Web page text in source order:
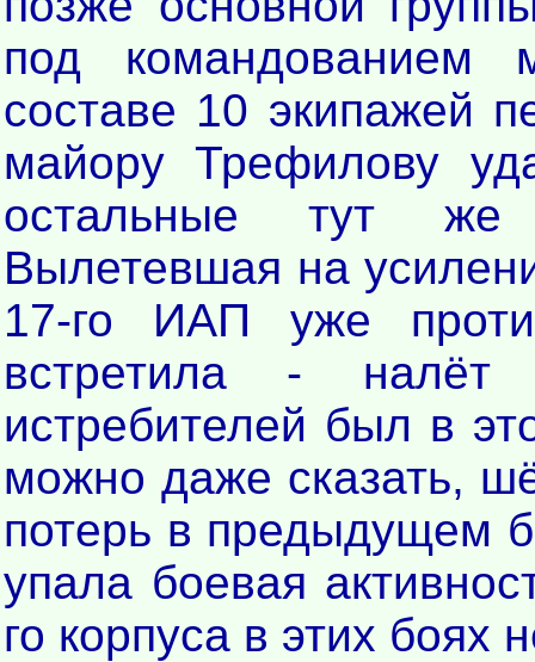
под
составе 10 экипажей
майору Трефилову
остальные тут же
Вылетевшая на
17-го ИАП уже
встретила -
истребителей был в
можно даже сказать,
потерь в предыдущем
упала боевая
го корпуса в этих боях